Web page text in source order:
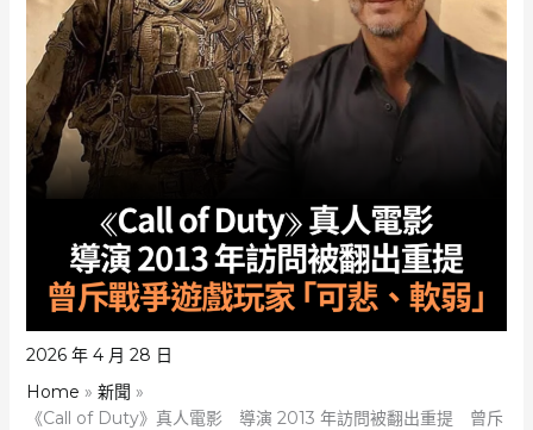
2026 年 4 月 28 日
Home
新聞
《Call of Duty》真人電影 導演 2013 年訪問被翻出重提 曾斥